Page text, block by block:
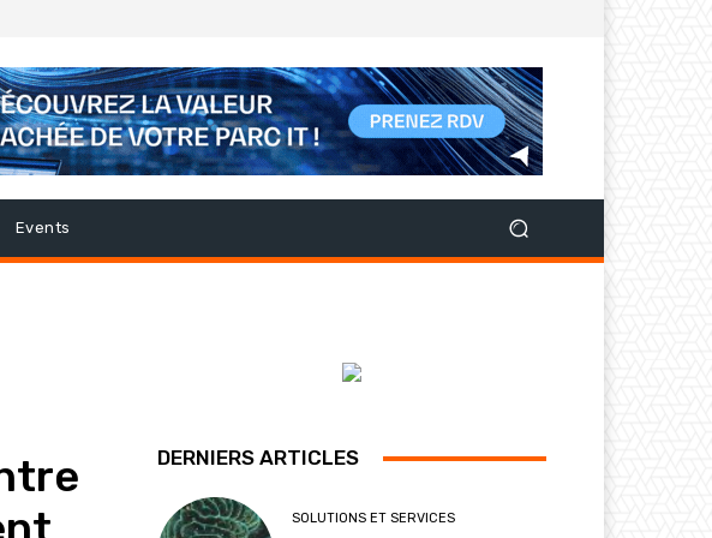
Events
DERNIERS ARTICLES
SOLUTIONS ET SERVICES